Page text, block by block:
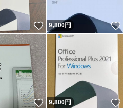
いいね！
9,800円
いいね！
9,800円